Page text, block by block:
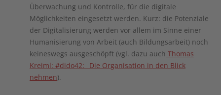
Überwachung und Kontrolle, für die digitale
Möglichkeiten eingesetzt werden. Kurz: die Potenziale
der Digitalisierung werden vor allem im Sinne einer
Humanisierung von Arbeit (auch Bildungsarbeit) noch
keineswegs ausgeschöpft (vgl. dazu auch Thomas
Kreiml: #dido42:_ Die Organisation in den Blick
nehmen).